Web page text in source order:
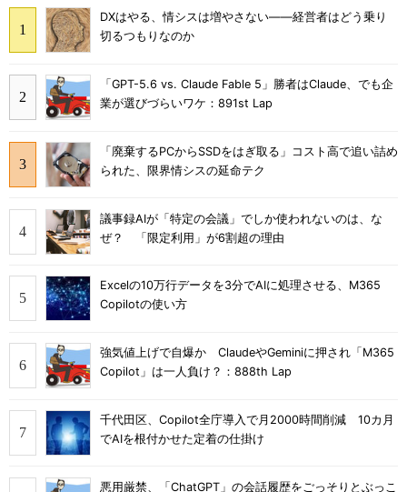
DXはやる、情シスは増やさない――経営者はどう乗り
切るつもりなのか
「GPT-5.6 vs. Claude Fable 5」勝者はClaude、でも企
業が選びづらいワケ：891st Lap
「廃棄するPCからSSDをはぎ取る」コスト高で追い詰め
られた、限界情シスの延命テク
議事録AIが「特定の会議」でしか使われないのは、な
ぜ？ 「限定利用」が6割超の理由
Excelの10万行データを3分でAIに処理させる、M365
Copilotの使い方
強気値上げで自爆か ClaudeやGeminiに押され「M365
Copilot」は一人負け？：888th Lap
千代田区、Copilot全庁導入で月2000時間削減 10カ月
でAIを根付かせた定着の仕掛け
悪用厳禁、「ChatGPT」の会話履歴をごっそりとぶっこ